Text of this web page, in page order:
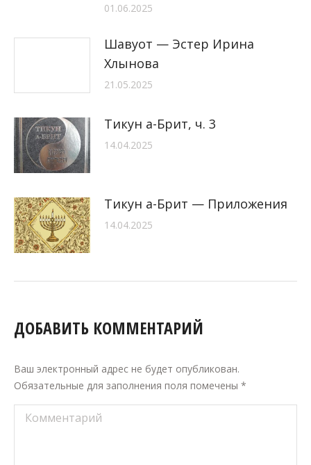
01.06.2025
Шавуот — Эстер Ирина
Хлынова
21.05.2025
Тикун а-Брит, ч. 3
14.04.2025
Тикун а-Брит — Приложения
14.04.2025
ДОБАВИТЬ КОММЕНТАРИЙ
Ваш электронный адрес не будет опубликован.
Обязательные для заполнения поля помечены *
Комментарий